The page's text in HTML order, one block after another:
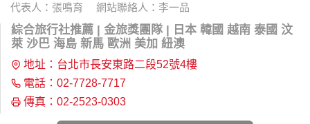
代表人：張鳴育 網站聯絡人：李一品
綜合旅行社推薦 | 金旅獎團隊 | 日本 韓國 越南 泰國 汶
萊 沙巴 海島 新馬 歐洲 美加 紐澳
地址：台北市長安東路二段52號4樓
電話：02-7728-7717
傳真：02-2523-0303